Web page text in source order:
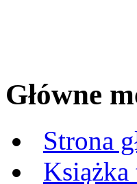
Główne
Strona
Książka